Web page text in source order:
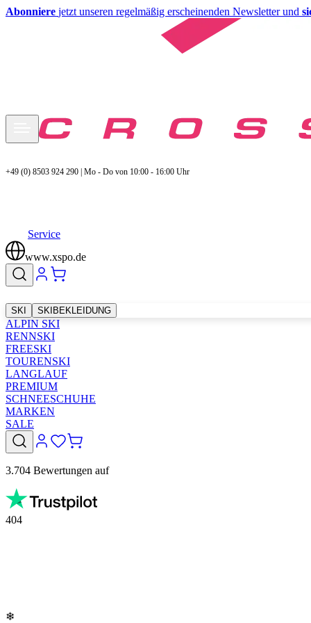
Abonniere jetzt unseren regelmäßig erscheinenden Newsletter und
+49 (0) 8503 924 290 | Mo - Do von 10:00 - 16:00 Uhr
Service
www.xspo.de
SKI SKIBEKLEIDUNG
ALPIN SKI
RENNSKI
FREESKI
TOURENSKI
LANGLAUF
PREMIUM
SCHNEESCHUHE
MARKEN
SALE
3.704 Bewertungen auf
404
❄